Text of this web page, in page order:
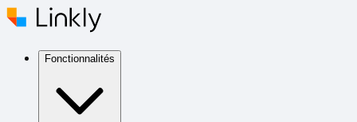
Fonctionnalités